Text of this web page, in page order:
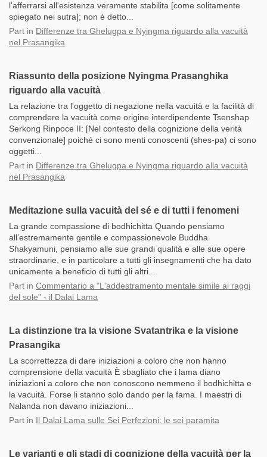
l'afferrarsi all'esistenza veramente stabilita [come solitamente
spiegato nei sutra]; non è detto...
Part in Differenze tra Ghelugpa e Nyingma riguardo alla vacuità
nel Prasangika
Riassunto della posizione Nyingma Prasanghika
riguardo alla vacuità
La relazione tra l'oggetto di negazione nella vacuità e la facilità di
comprendere la vacuità come origine interdipendente Tsenshap
Serkong Rinpoce II: [Nel contesto della cognizione della verità
convenzionale] poiché ci sono menti conoscenti (shes-pa) ci sono
oggetti...
Part in Differenze tra Ghelugpa e Nyingma riguardo alla vacuità
nel Prasangika
Meditazione sulla vacuità del sé e di tutti i fenomeni
La grande compassione di bodhichitta Quando pensiamo
all’estremamente gentile e compassionevole Buddha
Shakyamuni, pensiamo alle sue grandi qualità e alle sue opere
straordinarie, e in particolare a tutti gli insegnamenti che ha dato
unicamente a beneficio di tutti gli altri....
Part in Commentario a "L'addestramento mentale simile ai raggi
del sole" - il Dalai Lama
La distinzione tra la visione Svatantrika e la visione
Prasangika
La scorrettezza di dare iniziazioni a coloro che non hanno
comprensione della vacuità È sbagliato che i lama diano
iniziazioni a coloro che non conoscono nemmeno il bodhichitta e
la vacuità. Forse li stanno solo dando per la fama. I maestri di
Nalanda non davano iniziazioni...
Part in Il Dalai Lama sulle Sei Perfezioni: le sei paramita
Le varianti e gli stadi di cognizione della vacuità per la